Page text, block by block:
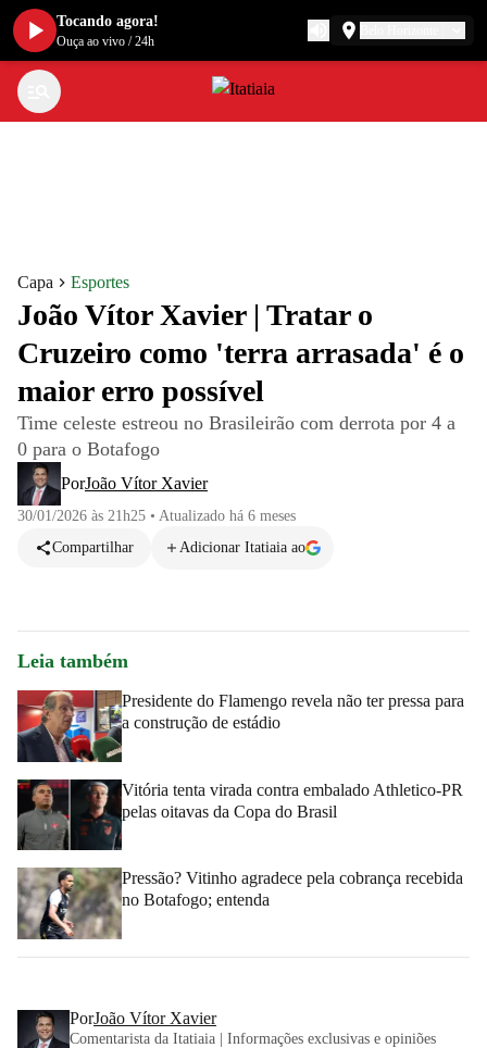
Capa Esportes
João Vítor Xavier | Tratar o
Cruzeiro como 'terra arrasada' é o
maior erro possível
Time celeste estreou no Brasileirão com derrota por 4 a
0 para o Botafogo
PorJoão Vítor Xavier
30/01/2026 às 21h25 • Atualizado há 6 meses
Compartilhar
Adicionar Itatiaia ao
Leia também
Presidente do Flamengo revela não ter pressa para
a construção de estádio
Vitória tenta virada contra embalado Athletico-PR
pelas oitavas da Copa do Brasil
Pressão? Vitinho agradece pela cobrança recebida
no Botafogo; entenda
PorJoão Vítor Xavier
Comentarista da Itatiaia | Informações exclusivas e opiniões
Tocando agora!
Ouça ao vivo /24h